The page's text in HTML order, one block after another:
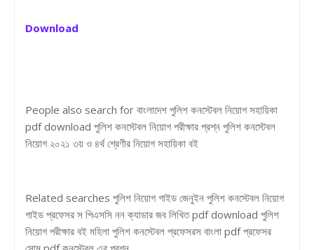
Download
People also search for বাংলাদেশ পুলিশ কনস্টেবল নিয়োগ সহায়িকা
pdf download পুলিশ কনস্টেবল নিয়োগ পরীক্ষার প্রশ্ন পুলিশ কনস্টেবল
নিয়োগ ২০২১ ৩য় ও ৪র্থ শ্রেণীর নিয়োগ সহায়িকা বই
Related searches পুলিশ নিয়োগ গাইড জেনুইন পুলিশ কনস্টেবল নিয়োগ
গাইড প্রফেসর স পিএসসি নন ক্যাডার জব লিখিত pdf download পুলিশ
নিয়োগ পরীক্ষার বই মহিলা পুলিশ কনস্টেবল প্রফেসরস বাংলা pdf প্রফেসর